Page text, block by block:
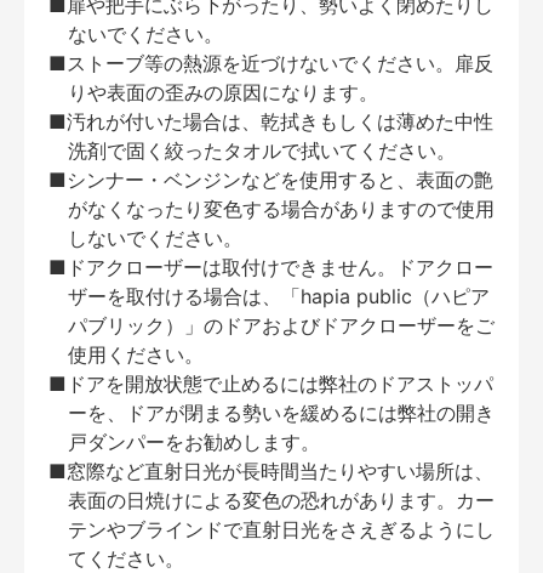
■扉や把手にぶら下がったり、勢いよく閉めたりし
ないでください。
■ストーブ等の熱源を近づけないでください。扉反
りや表面の歪みの原因になります。
■汚れが付いた場合は、乾拭きもしくは薄めた中性
洗剤で固く絞ったタオルで拭いてください。
■シンナー・ベンジンなどを使用すると、表面の艶
がなくなったり変色する場合がありますので使用
しないでください。
■ドアクローザーは取付けできません。ドアクロー
ザーを取付ける場合は、「hapia public（ハピア
パブリック）」のドアおよびドアクローザーをご
使用ください。
■ドアを開放状態で止めるには弊社のドアストッパ
ーを、ドアが閉まる勢いを緩めるには弊社の開き
戸ダンパーをお勧めします。
■窓際など直射日光が長時間当たりやすい場所は、
表面の日焼けによる変色の恐れがあります。カー
テンやブラインドで直射日光をさえぎるようにし
てください。